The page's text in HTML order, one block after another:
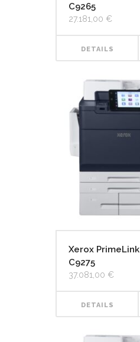
C9265
27.181,00 €
DETAILS
Xerox PrimeLink
C9275
37.081,00 €
DETAILS